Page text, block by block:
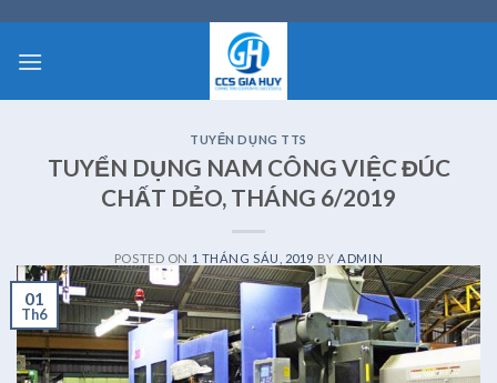
content
TUYỂN DỤNG TTS
TUYỂN DỤNG NAM CÔNG VIỆC ĐÚC
CHẤT DẺO, THÁNG 6/2019
POSTED ON 1 THÁNG SÁU, 2019 BY ADMIN
01
Th6